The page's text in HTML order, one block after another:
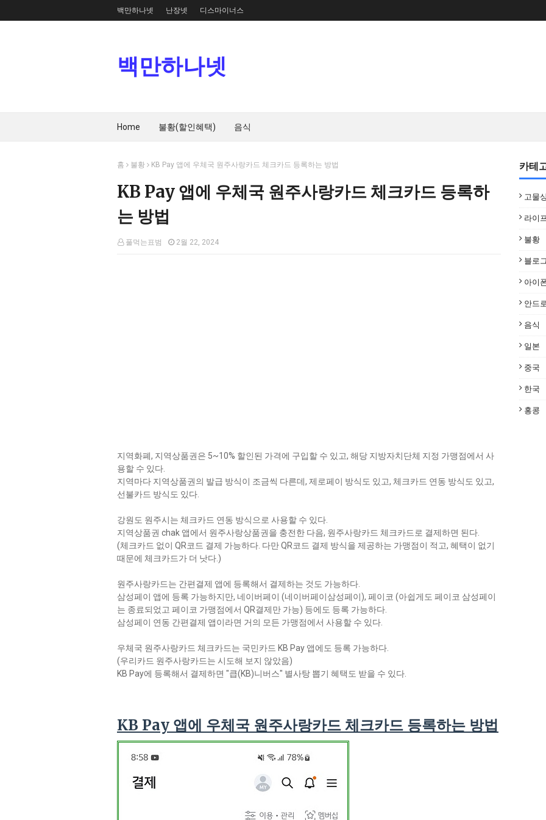
백만하나넷 난장넷 디스마이너스
백만하나넷
Home 불황(할인혜택) 음식
홈 불황 KB Pay 앱에 우체국 원주사랑카드 체크카드 등록하는 방법
KB Pay 앱에 우체국 원주사랑카드 체크카드 등록하
는 방법
풀먹는표범 2월 22, 2024
지역화폐, 지역상품권은 5~10% 할인된 가격에 구입할 수 있고, 해당 지방자치단체 지정 가맹점에서 사
용할 수 있다.
지역마다 지역상품권의 발급 방식이 조금씩 다른데, 제로페이 방식도 있고, 체크카드 연동 방식도 있고,
선불카드 방식도 있다.
강원도 원주시는 체크카드 연동 방식으로 사용할 수 있다.
지역상품권 chak 앱에서 원주사랑상품권을 충전한 다음, 원주사랑카드 체크카드로 결제하면 된다.
(체크카드 없이 QR코드 결제 가능하다. 다만 QR코드 결제 방식을 제공하는 가맹점이 적고, 혜택이 없기
때문에 체크카드가 더 낫다.)
원주사랑카드는 간편결제 앱에 등록해서 결제하는 것도 가능하다.
삼성페이 앱에 등록 가능하지만, 네이버페이 (네이버페이삼성페이), 페이코 (아쉽게도 페이코 삼성페이
는 종료되었고 페이코 가맹점에서 QR결제만 가능) 등에도 등록 가능하다.
삼성페이 연동 간편결제 앱이라면 거의 모든 가맹점에서 사용할 수 있다.
우체국 원주사랑카드 체크카드는 국민카드 KB Pay 앱에도 등록 가능하다.
(우리카드 원주사랑카드는 시도해 보지 않았음)
KB Pay에 등록해서 결제하면 "큽(KB)니버스" 별사탕 뽑기 혜택도 받을 수 있다.
KB Pay 앱에 우체국 원주사랑카드 체크카드 등록하는 방법
카테
고물
라이
불황
블로
아이
안드
음식
일본
중국
한국
홍콩